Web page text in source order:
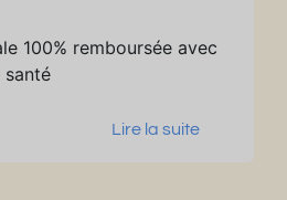
100% remboursée avec
santé
Lire la suite